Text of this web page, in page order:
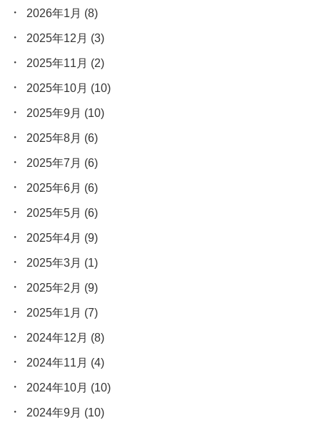
2026年1月 (8)
2025年12月 (3)
2025年11月 (2)
2025年10月 (10)
2025年9月 (10)
2025年8月 (6)
2025年7月 (6)
2025年6月 (6)
2025年5月 (6)
2025年4月 (9)
2025年3月 (1)
2025年2月 (9)
2025年1月 (7)
2024年12月 (8)
2024年11月 (4)
2024年10月 (10)
2024年9月 (10)